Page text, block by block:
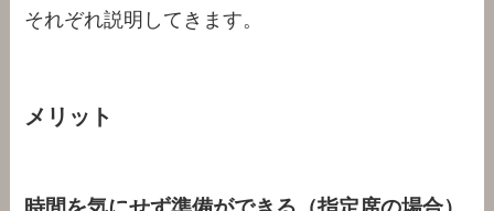
それぞれ説明してきます。
メリット